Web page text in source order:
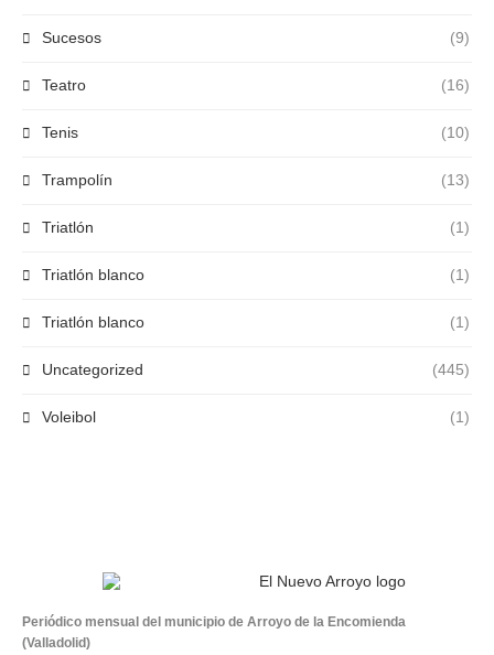
Sucesos (9)
Teatro (16)
Tenis (10)
Trampolín (13)
Triatlón (1)
Triatlón blanco (1)
Triatlón blanco (1)
Uncategorized (445)
Voleibol (1)
Periódico mensual del municipio de Arroyo de la Encomienda
(Valladolid)